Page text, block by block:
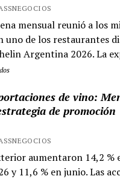
mensual reunió a los
uno de los restaurantes
Argentina 2026. La
de vino:
de promoción
aumentaron 14,2 %
y 11,6 % en junio. Las